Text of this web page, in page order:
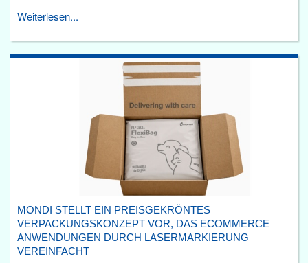
Weiterlesen...
MONDI STELLT EIN PREISGEKRÖNTES
VERPACKUNGSKONZEPT VOR, DAS ECOMMERCE
ANWENDUNGEN DURCH LASERMARKIERUNG
VEREINFACHT